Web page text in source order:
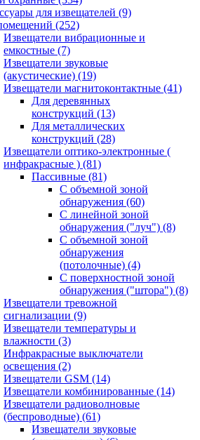
для извещателей (9)
(252)
Извещатели вибрационные и
емкостные (7)
Извещатели звуковые
(акустические) (19)
Извещатели магнитоконтактные (41)
Для деревянных
конструкций (13)
Для металлических
конструкций (28)
Извещатели оптико-электронные (
инфракрасные ) (81)
Пассивные (81)
С объемной зоной
обнаружения (60)
С линейной зоной
обнаружения ("луч") (8)
С объемной зоной
обнаружения
(потолочные) (4)
С поверхностной зоной
обнаружения ("штора") (8)
Извещатели тревожной
сигнализации (9)
Извещатели температуры и
влажности (3)
Инфракрасные выключатели
освещения (2)
Извещатели GSM (14)
Извещатели комбинированные (14)
Извещатели радиоволновые
(беспроводные) (61)
Извещатели звуковые